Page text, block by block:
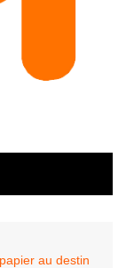
au destin